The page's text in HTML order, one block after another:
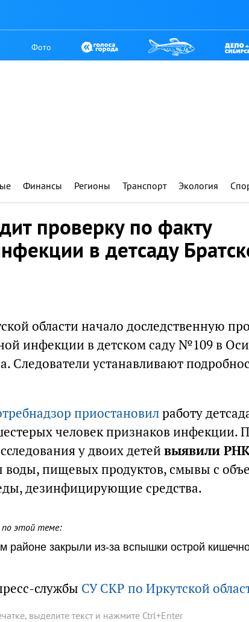
Фото
Финансы Регионы Транспорт Экология
проверку по факту
в детсаду
области начало доследственную
инфекции в детском саду №109 в
Следователи устанавливают
приостановилработу
человек признаков инфекции.
у двоих детей выявили
пищевых продуктов, смывы с
дезинфицирующие средства.
этой теме:
районе закрыли из-за вспышки острой
службы СУ СКР по Иркутской
выделите текст и нажмите Ctrl+Enter